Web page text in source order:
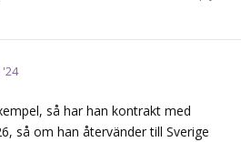
'24
så har han kontrakt med
så om han återvänder till Sverige